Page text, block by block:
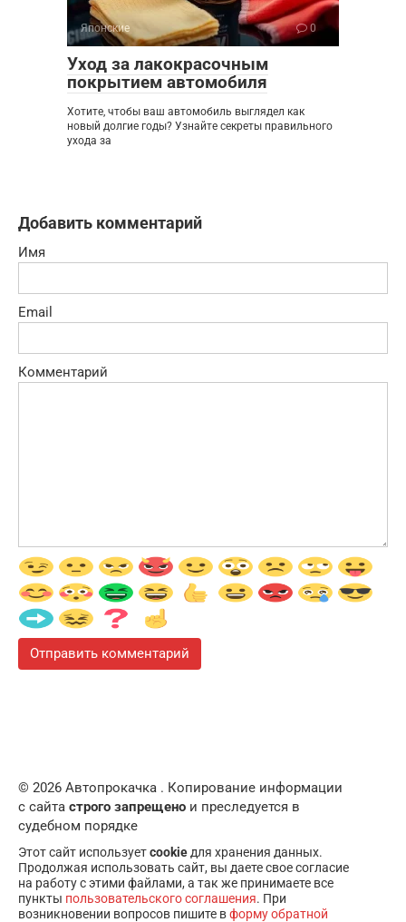
Японские 0
Уход за лакокрасочным
покрытием автомобиля
Хотите, чтобы ваш автомобиль выглядел как
новый долгие годы? Узнайте секреты правильного
ухода за
Добавить комментарий
Имя
Email
Комментарий
© 2026 Автопрокачка . Копирование информации
с сайта строго запрещено и преследуется в
судебном порядке
Этот сайт используетcookie для хранения данных.
Продолжая использовать сайт, вы даете свое согласие
на работу с этими файлами, а так же принимаете все
пункты пользовательского соглашения. При
возникновении вопросов пишите вформу обратной